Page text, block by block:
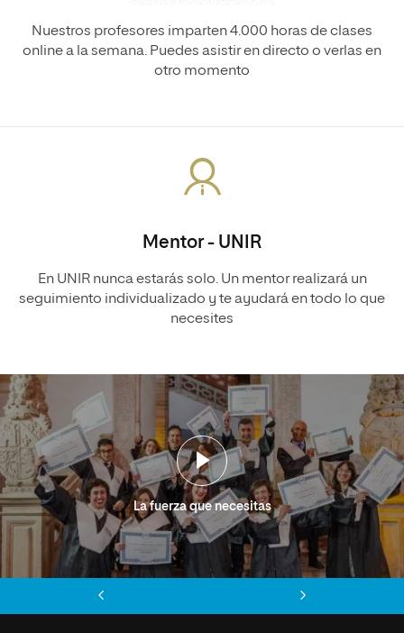
Nuestros profesores imparten 4.000 horas de clases
online a la semana. Puedes asistir en directo o verlas en
otro momento
Mentor - UNIR
En UNIR nunca estarás solo. Un mentor realizará un
seguimiento individualizado y te ayudará en todo lo que
necesites
La fuerza que necesitas